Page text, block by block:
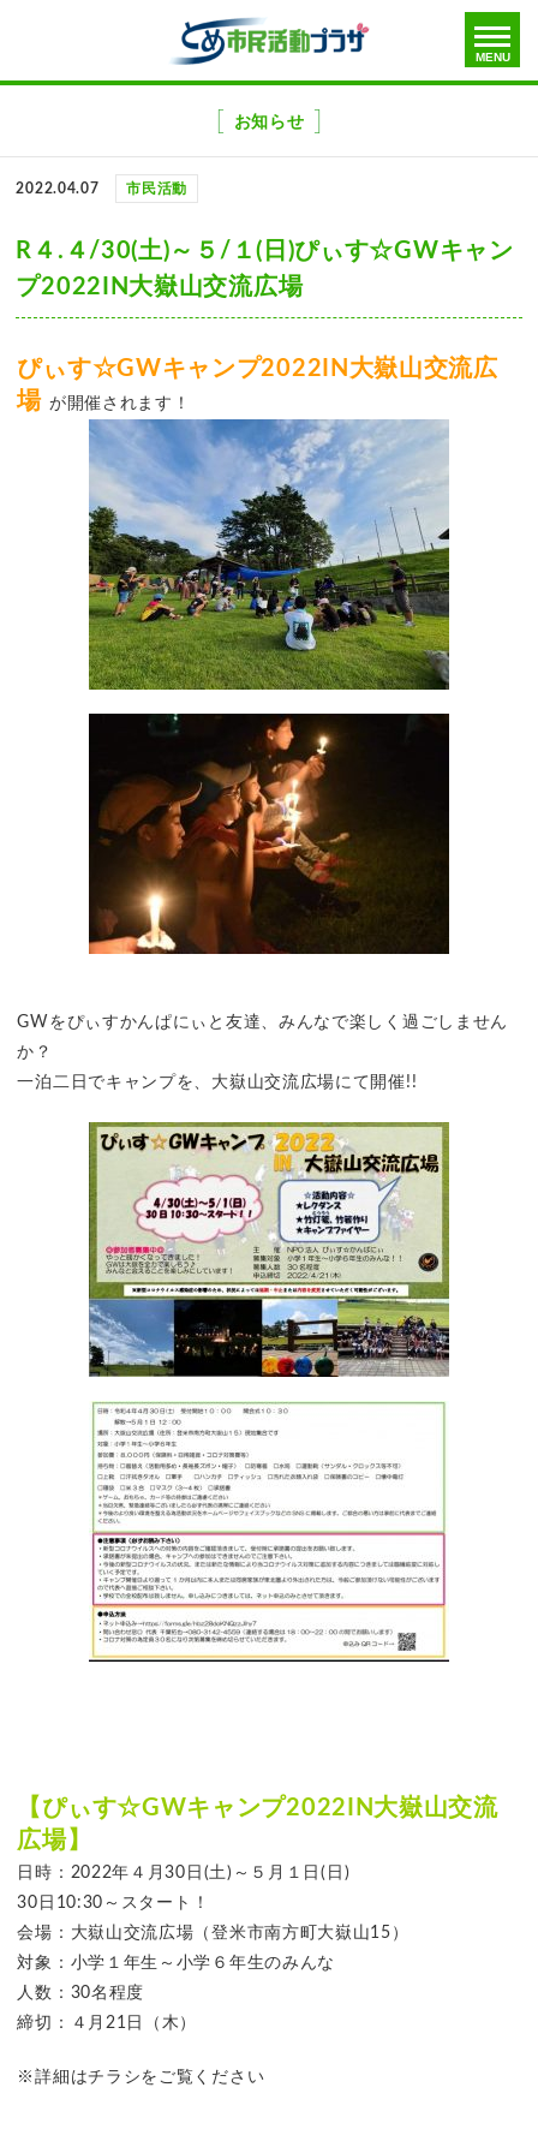
ニ
ば
す
toggle
menu
MENU
お知らせ
2022.04.07 市民活動
R４.４/30(土)～５/１(日)ぴぃす☆GWキャン
プ2022IN大嶽山交流広場
ぴぃす☆GWキャンプ2022IN大嶽山交流広
場 が開催されます！
GWをぴぃすかんぱにぃと友達、みんなで楽しく過ごしません
か？
一泊二日でキャンプを、大嶽山交流広場にて開催!!
【ぴぃす☆GWキャンプ2022IN大嶽山交流
広場】
日時：2022年４月30日(土)～５月１日(日)
30日10:30～スタート！
会場：大嶽山交流広場（登米市南方町大嶽山15）
対象：小学１年生～小学６年生のみんな
人数：30名程度
締切：４月21日（木）
※詳細はチラシをご覧ください